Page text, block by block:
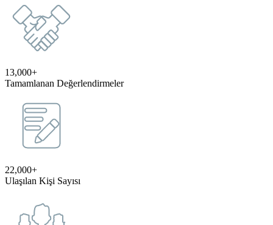
13,000+
Tamamlanan Değerlendirmeler
22,000+
Ulaşılan Kişi Sayısı